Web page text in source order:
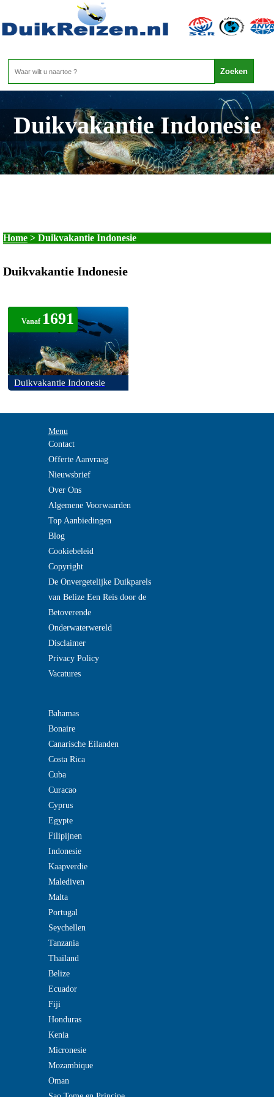
Duikvakantie Indonesie
Home > Duikvakantie Indonesie
Duikvakantie Indonesie
Vanaf 1691
Duikvakantie Indonesie
Menu
Contact
Offerte Aanvraag
Nieuwsbrief
Over Ons
Algemene Voorwaarden
Top Aanbiedingen
Blog
Cookiebeleid
Copyright
De Onvergetelijke Duikparels
van Belize Een Reis door de
Betoverende
Onderwaterwereld
Disclaimer
Privacy Policy
Vacatures
Bahamas
Bonaire
Canarische Eilanden
Costa Rica
Cuba
Curacao
Cyprus
Egypte
Filipijnen
Indonesie
Kaapverdie
Malediven
Malta
Portugal
Seychellen
Tanzania
Thailand
Belize
Ecuador
Fiji
Honduras
Kenia
Micronesie
Mozambique
Oman